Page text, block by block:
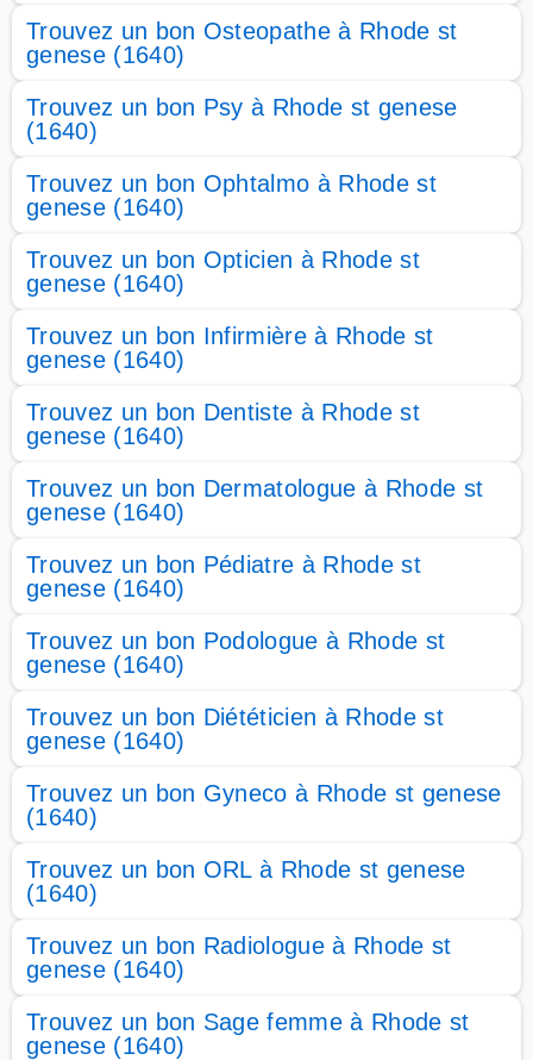
Trouvez un bon Osteopathe à Rhode st
genese (1640)
Trouvez un bon Psy à Rhode st genese
(1640)
Trouvez un bon Ophtalmo à Rhode st
genese (1640)
Trouvez un bon Opticien à Rhode st
genese (1640)
Trouvez un bon Infirmière à Rhode st
genese (1640)
Trouvez un bon Dentiste à Rhode st
genese (1640)
Trouvez un bon Dermatologue à Rhode st
genese (1640)
Trouvez un bon Pédiatre à Rhode st
genese (1640)
Trouvez un bon Podologue à Rhode st
genese (1640)
Trouvez un bon Diététicien à Rhode st
genese (1640)
Trouvez un bon Gyneco à Rhode st genese
(1640)
Trouvez un bon ORL à Rhode st genese
(1640)
Trouvez un bon Radiologue à Rhode st
genese (1640)
Trouvez un bon Sage femme à Rhode st
genese (1640)